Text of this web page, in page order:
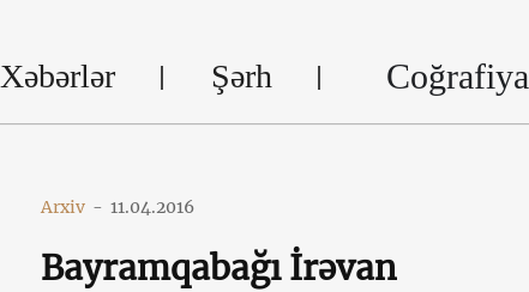
Xəbərlər Şərh Coğrafiya
Arxiv - 11.04.2016
Bayramqabağı İrəvan